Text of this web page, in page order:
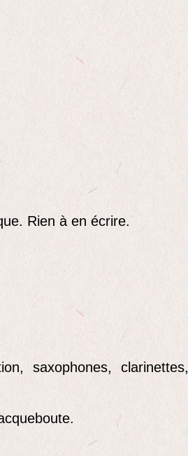
Rien à en écrire.
saxophones, clarinettes,